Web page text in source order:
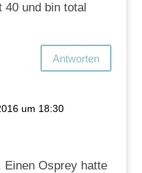
40 und bin total
Antworten
um 18:30
Einen Osprey hatte